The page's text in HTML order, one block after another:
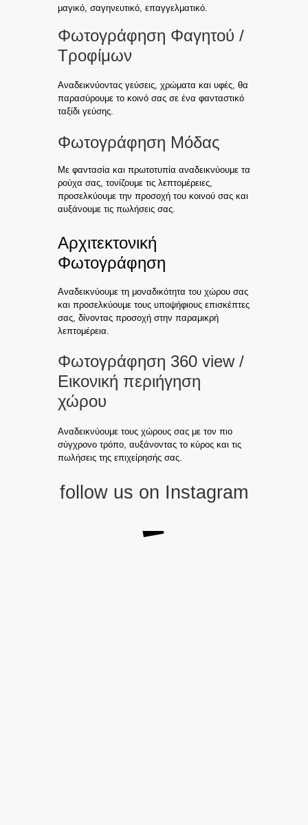
μαγικό, σαγηνευτικό, επαγγελματικό.
Φωτογράφηση Φαγητού /
Τροφίμων
Αναδεικνύοντας γεύσεις, χρώματα και υφές, θα
παρασύρουμε το κοινό σας σε ένα φανταστικό
ταξίδι γεύσης.
Φωτογράφηση Μόδας
Με φαντασία και πρωτοτυπία αναδεικνύουμε τα
ρούχα σας, τονίζουμε τις λεπτομέρειες,
προσελκύουμε την προσοχή του κοινού σας και
αυξάνουμε τις πωλήσεις σας.
Αρχιτεκτονική
Φωτογράφηση
Αναδεικνύουμε τη μοναδικότητα του χώρου σας
και προσελκύουμε τους υποψήφιους επισκέπτες
σας, δίνοντας προσοχή στην παραμικρή
λεπτομέρεια.
Φωτογράφηση 360 view /
Εικονική περιήγηση
χώρου
Αναδεικνύουμε τους χώρους σας με τον πιο
σύγχρονο τρόπο, αυξάνοντας το κύρος και τις
πωλήσεις της επιχείρησής σας.
follow us on Instagram